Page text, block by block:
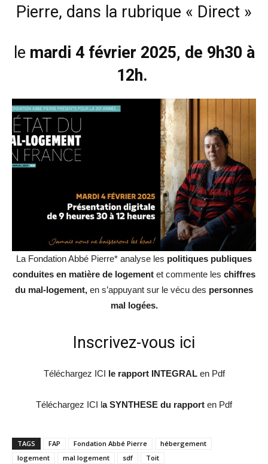
Pierre, dans la rubrique « Direct »
le mardi 4 février 2025, de 9h30 à
12h.
La Fondation Abbé Pierre* analyse les politiques publiques
conduites en matière de logement et commente les chiffres
du mal-logement, en s’appuyant sur le vécu des personnes
mal logées.
Inscrivez-vous ici
Téléchargez ICI le rapport INTEGRALen Pdf
Téléchargez ICI la SYNTHESE du rapport en Pdf
TAGS FAP Fondation Abbé Pierre
hébergement
logement
mal logement sdf Toit